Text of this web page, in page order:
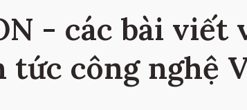
- các bài viết
tức công nghệ